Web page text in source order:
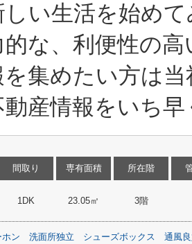
い生活を始め
な、利便性の
を集めたい方は
産情報をいち
間取り
1DK
専有面積
23.05㎡
所在階
3階
ン 洗面所独立 シューズボックス 通風